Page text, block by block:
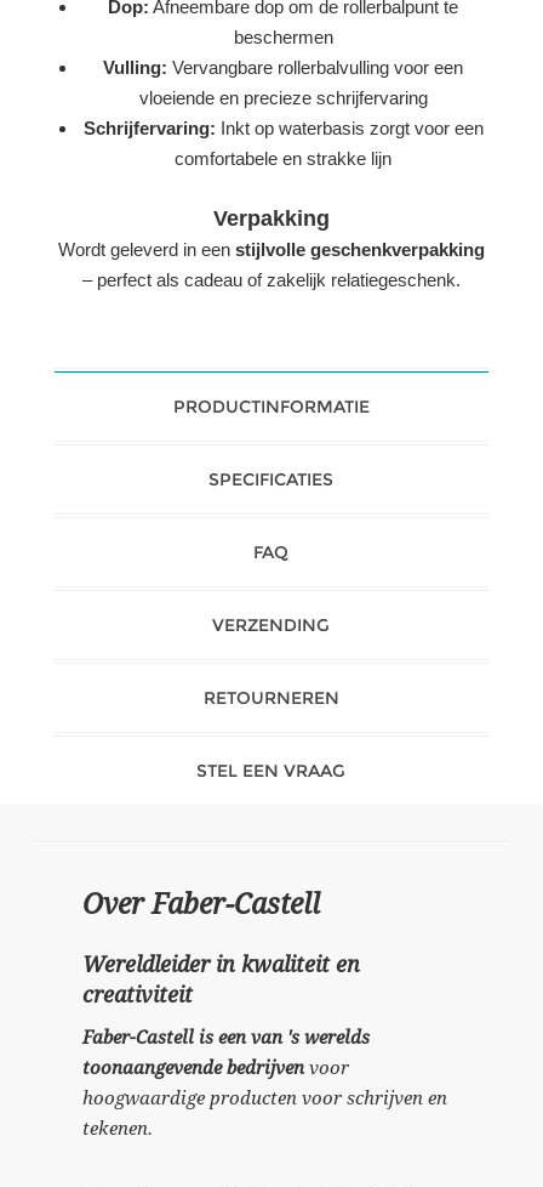
Dop: Afneembare dop om de rollerbalpunt te
beschermen
Vulling: Vervangbare rollerbalvulling voor een
vloeiende en precieze schrijfervaring
Schrijfervaring: Inkt op waterbasis zorgt voor een
comfortabele en strakke lijn
Verpakking
Wordt geleverd in een stijlvolle geschenkverpakking
– perfect als cadeau of zakelijk relatiegeschenk.
PRODUCTINFORMATIE
SPECIFICATIES
FAQ
VERZENDING
RETOURNEREN
STEL EEN VRAAG
Over Faber-Castell
Wereldleider in kwaliteit en
creativiteit
Faber-Castell is een van 's werelds
toonaangevende bedrijvenvoor
hoogwaardige producten voor schrijven en
tekenen.